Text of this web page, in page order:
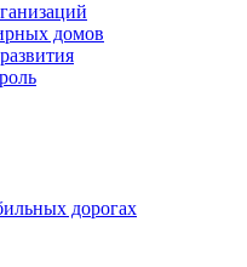
домов
дорогах